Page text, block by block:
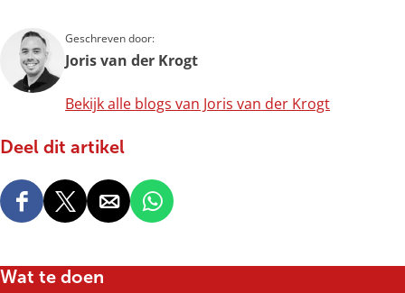
Geschreven door:
Joris van der Krogt
Bekijk alle blogs van Joris van der Krogt
Deel dit artikel
D
l
D
l
D
D
Wat te doen